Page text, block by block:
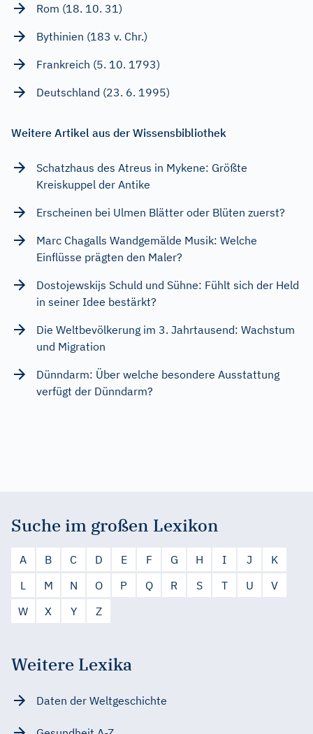
Rom (18. 10. 31)
Bythinien (183 v. Chr.)
Frankreich (5. 10. 1793)
Deutschland (23. 6. 1995)
Weitere Artikel aus der Wissensbibliothek
Schatzhaus des Atreus in Mykene: Größte
Kreiskuppel der Antike
Erscheinen bei Ulmen Blätter oder Blüten zuerst?
Marc Chagalls Wandgemälde Musik: Welche
Einflüsse prägten den Maler?
Dostojewskijs Schuld und Sühne: Fühlt sich der Held
in seiner Idee bestärkt?
Die Weltbevölkerung im 3. Jahrtausend: Wachstum
und Migration
Dünndarm: Über welche besondere Ausstattung
verfügt der Dünndarm?
Suche im großen Lexikon
A B C D E F G H I J
K
L
M N O P Q R S T U
V
W
X Y Z
Weitere Lexika
Daten der Weltgeschichte